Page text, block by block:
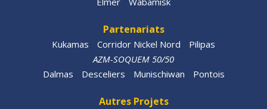
Partenariats
Kukamas Corridor Nickel Nord
Pilipas
AZM-SOQUEM 50/50
Dalmas
Desceliers Munischiwan Pontois
Autres Projets